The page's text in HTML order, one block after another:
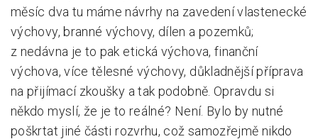
měsíc dva tu máme návrhy na zavedení vlastenecké
výchovy, branné výchovy, dílen a pozemků;
z nedávna je to pak etická výchova, finanční
výchova, více tělesné výchovy, důkladnější příprava
na přijímací zkoušky a tak podobně. Opravdu si
někdo myslí, že je to reálné? Není. Bylo by nutné
poškrtat jiné části rozvrhu, což samozřejmě nikdo